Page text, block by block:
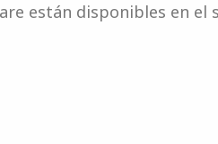
están disponibles en el